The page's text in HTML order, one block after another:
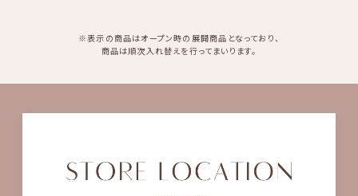
※表示の商品はオープン時の展開商品となっており、
商品は順次入れ替えを行ってまいります。